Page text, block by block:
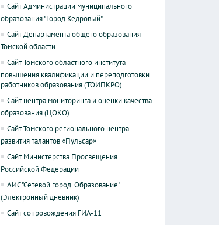
Сайт Администрации муниципального
образования "Город Кедровый"
Сайт Департамента общего образования
Томской области
Сайт Томского областного института
повышения квалификации и переподготовки
работников образования (ТОИПКРО)
Сайт центра мониторинга и оценки качества
образования (ЦОКО)
Сайт Томского регионального центра
развития талантов «Пульсар»
Сайт Министерства Просвещения
Российской Федерации
АИС "Сетевой город. Образование"
(Электронный дневник)
Сайт сопровождения ГИА-11